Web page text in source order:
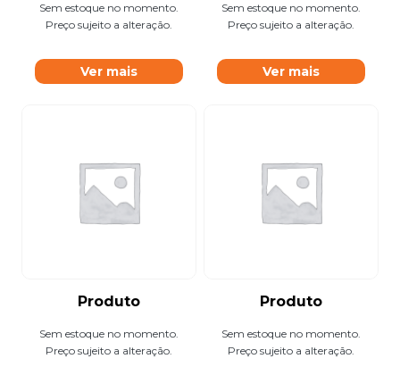
Sem estoque no momento.
Preço sujeito a alteração.
Ver mais
Sem estoque no momento.
Preço sujeito a alteração.
Ver mais
Produto
Sem estoque no momento.
Preço sujeito a alteração.
Produto
Sem estoque no momento.
Preço sujeito a alteração.